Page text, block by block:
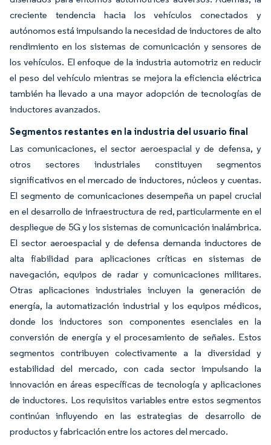
creciente tendencia hacia los vehículos conectados y
autónomos está impulsando la necesidad de inductores de alto
rendimiento en los sistemas de comunicación y sensores de
los vehículos. El enfoque de la industria automotriz en reducir
el peso del vehículo mientras se mejora la eficiencia eléctrica
también ha llevado a una mayor adopción de tecnologías de
inductores avanzados.
Segmentos restantes en la industria del usuario final
Las comunicaciones, el sector aeroespacial y de defensa, y
otros sectores industriales constituyen segmentos
significativos en el mercado de inductores, núcleos y cuentas.
El segmento de comunicaciones desempeña un papel crucial
en el desarrollo de infraestructura de red, particularmente en el
despliegue de 5G y los sistemas de comunicación inalámbrica.
El sector aeroespacial y de defensa demanda inductores de
alta fiabilidad para aplicaciones críticas en sistemas de
navegación, equipos de radar y comunicaciones militares.
Otras aplicaciones industriales incluyen la generación de
energía, la automatización industrial y los equipos médicos,
donde los inductores son componentes esenciales en la
conversión de energía y el procesamiento de señales. Estos
segmentos contribuyen colectivamente a la diversidad y
estabilidad del mercado, con cada sector impulsando la
innovación en áreas específicas de tecnología y aplicaciones
de inductores. Los requisitos variables entre estos segmentos
continúan influyendo en las estrategias de desarrollo de
productos y fabricación entre los actores del mercado.